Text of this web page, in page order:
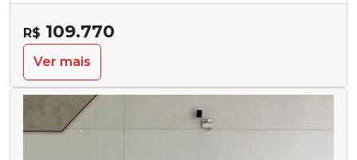
R$ 109.770
Ver mais